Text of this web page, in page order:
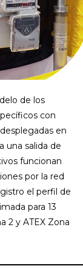
de los
con
en
una salida de
funcionan
por la red
el perfil de
para 13
2 y ATEX Zona